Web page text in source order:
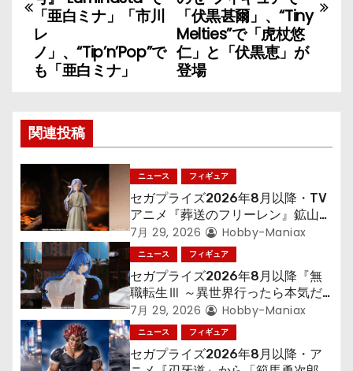
ナ
ビ
ゲ
ー
シ
ョ
ン
「伏黒甚爾」、“Tiny
Melties”で「虎杖悠
仁」と「伏黒恵」が
登場
「亜白ミナ」「市川
レ
ノ」、“Tip’n’Pop”で
も「亜白ミナ」
関連投稿
ニュース フィギュア
セガプライズ2026年8月以降・TV
アニメ『葬送のフリーレン』鉱山で
300年働くことになっっちゃった
「フリーレン」を立体化！
7月 29, 2026 Hobby-Maniax
ニュース フィギュア
セガプライズ2026年8月以降『無
職転生Ⅲ ～異世界行ったら本気だ
す～』から「ロキシー」のフィギュ
アが登場！
7月 29, 2026 Hobby-Maniax
ニュース フィギュア
セガプライズ2026年8月以降・ア